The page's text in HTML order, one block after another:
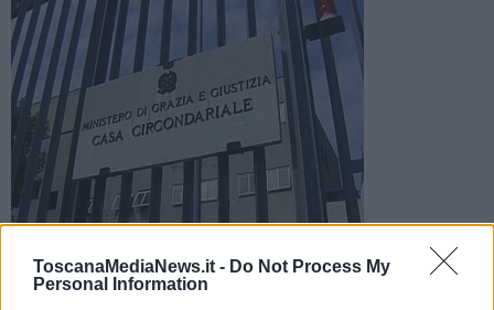
ToscanaMediaNews.it - Do Not Process My
Personal Information
E' stato condannato al carcere a vita l'uomo di 47 anni ritenuto